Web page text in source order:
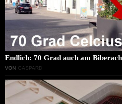
Endlich: 70 Grad auch am
VON GASPARD